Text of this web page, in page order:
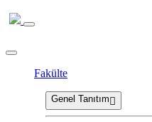
Fakülte
Genel Tanıtım